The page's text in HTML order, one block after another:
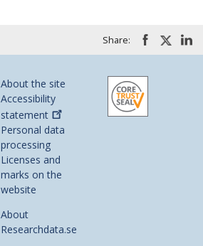
Share:
About the site
Accessibility
statement
Personal data
processing
Licenses and
marks on the
website
About
Researchdata.se